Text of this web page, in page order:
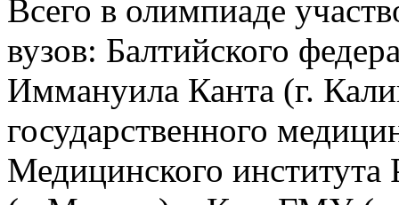
Всего в олимпиаде
вузов: Балтийского
Иммануила Канта (г.
государственного
Медицинского